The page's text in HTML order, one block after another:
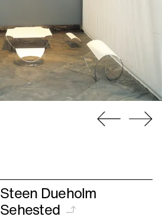
Steen Dueholm
Sehested